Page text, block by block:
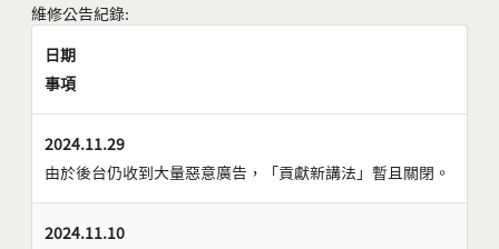
維修公告紀錄:
日期
事項
2024.11.29
由於後台仍收到大量惡意廣告，「貢獻新講法」暫且關閉。
2024.11.10